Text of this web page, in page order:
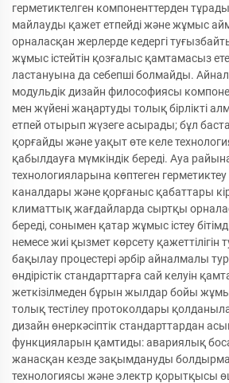
герметиктелген компоненттерден
майлауды қажет етпейді және жұмыс
орналасқан жерлерде кедергі
жұмыс істейтін қозғалыс қамтамасыз
ластануына да себепші болмайды.
модульдік дизайн философиясы
мен жүйені жаңартуды толық бірлікті
етпей отырып жүзеге асырады; бұл
қорғайды және уақыт өте келе
қабылдауға мүмкіндік береді. Ауа райына
технологияларына көптеген герметиктеу
каналдары және қорғаныс қабаттары
климаттық жағдайларда сыртқы
береді, сонымен қатар жұмыс істеу
немесе жиі қызмет көрсету
бақылау процестері әрбір айналмалы
өндірістік стандарттарға сай келуін
жеткізілмеден бұрын жылдар бойы
толық тестілеу протоколдары
дизайн өнеркәсіптік стандарттардан асып
функцияларын қамтиды: авариялық
жанасқан кезде зақымдануды
технологиясы және электр қорытқысы